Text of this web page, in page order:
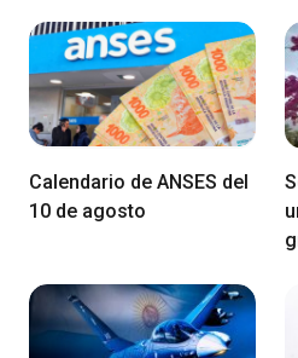
Calendario de ANSES del
10 de agosto